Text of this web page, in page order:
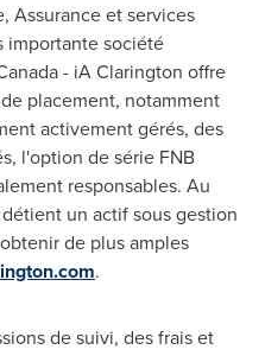
Assurance et services
importante société
- iAClarington offre
placement, notamment
activement gérés, des
l'option de série FNB
responsables. Au
détient un actif sous gestion
de plus amples
.
de suivi, des frais et